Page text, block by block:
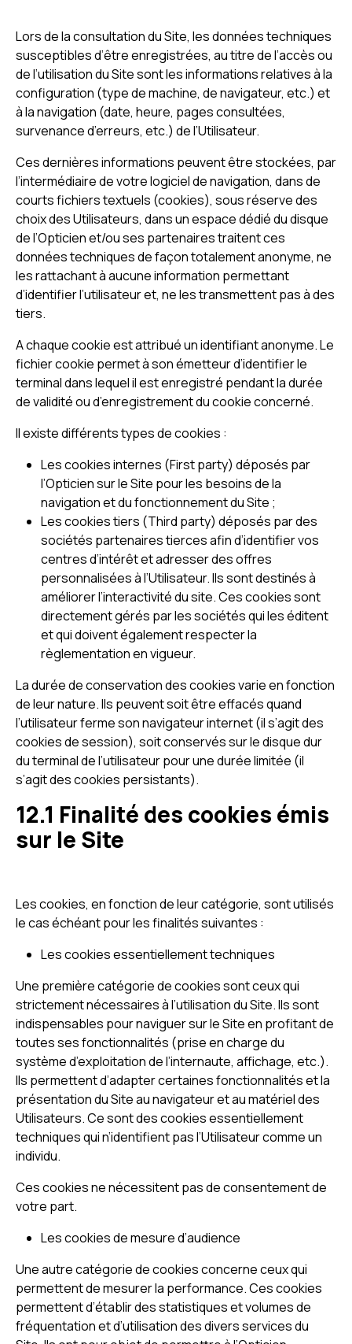
Lors de la consultation du Site, les données techniques
susceptibles d’être enregistrées, au titre de l’accès ou
de l’utilisation du Site sont les informations relatives à la
configuration (type de machine, de navigateur, etc.) et
à la navigation (date, heure, pages consultées,
survenance d’erreurs, etc.) de l’Utilisateur.
Ces dernières informations peuvent être stockées, par
l’intermédiaire de votre logiciel de navigation, dans de
courts fichiers textuels (cookies), sous réserve des
choix des Utilisateurs, dans un espace dédié du disque
de l’Opticien et/ou ses partenaires traitent ces
données techniques de façon totalement anonyme, ne
les rattachant à aucune information permettant
d’identifier l’utilisateur et, ne les transmettent pas à des
tiers.
A chaque cookie est attribué un identifiant anonyme. Le
fichier cookie permet à son émetteur d’identifier le
terminal dans lequel il est enregistré pendant la durée
de validité ou d’enregistrement du cookie concerné.
Il existe différents types de cookies :
Les cookies internes (First party) déposés par
l’Opticien sur le Site pour les besoins de la
navigation et du fonctionnement du Site ;
Les cookies tiers (Third party) déposés par des
sociétés partenaires tierces afin d’identifier vos
centres d’intérêt et adresser des offres
personnalisées à l’Utilisateur. Ils sont destinés à
améliorer l’interactivité du site. Ces cookies sont
directement gérés par les sociétés qui les éditent
et qui doivent également respecter la
règlementation en vigueur.
La durée de conservation des cookies varie en fonction
de leur nature. Ils peuvent soit être effacés quand
l’utilisateur ferme son navigateur internet (il s’agit des
cookies de session), soit conservés sur le disque dur
du terminal de l’utilisateur pour une durée limitée (il
s’agit des cookies persistants).
12.1 Finalité des cookies émis
sur le Site
Les cookies, en fonction de leur catégorie, sont utilisés
le cas échéant pour les finalités suivantes :
Les cookies essentiellement techniques
Une première catégorie de cookies sont ceux qui
strictement nécessaires à l’utilisation du Site. Ils sont
indispensables pour naviguer sur le Site en profitant de
toutes ses fonctionnalités (prise en charge du
système d’exploitation de l’internaute, affichage, etc.).
Ils permettent d’adapter certaines fonctionnalités et la
présentation du Site au navigateur et au matériel des
Utilisateurs. Ce sont des cookies essentiellement
techniques qui n’identifient pas l’Utilisateur comme un
individu.
Ces cookies ne nécessitent pas de consentement de
votre part.
Les cookies de mesure d’audience
Une autre catégorie de cookies concerne ceux qui
permettent de mesurer la performance. Ces cookies
permettent d’établir des statistiques et volumes de
fréquentation et d’utilisation des divers services du